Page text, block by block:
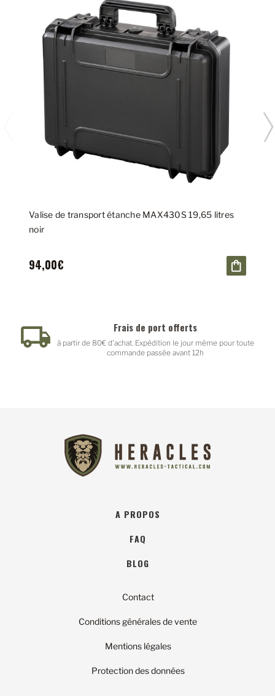
Valise de transport étanche MAX430S 19,65 litres
noir
94,00€
Frais de port offerts
d'achat. Expédition le jour même pour toute
commande passée avant 12h
Paypal - PayPlug
A PROPOS
FAQ
BLOG
Contact
Conditions générales de vente
Mentions légales
Protection des données